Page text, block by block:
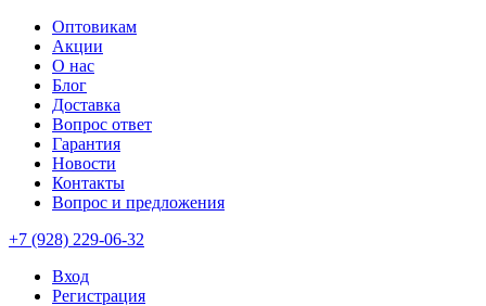
Оптовикам
Акции
О нас
Блог
Доставка
Вопрос ответ
Гарантия
Новости
Контакты
Вопрос и предложения
+7 (928) 229-06-32
Вход
Регистрация